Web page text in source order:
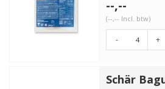
--,--
(--,-- Incl. btw)
- +
Schär